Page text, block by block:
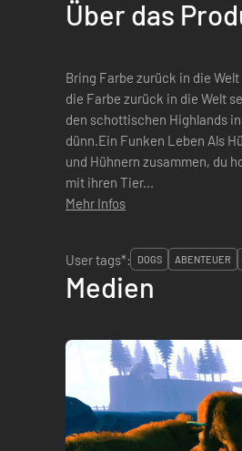
Über das
Bring Farbe zurück in die Welt In Farewell North schlüpfst du in die Rolle eines Border Collie, der
die Farbe zurück in die Welt
den schottischen Highlands
dünn.Ein Funken Leben Als Hütehund treibst du nicht nur Herden aus Schafen, Highland Kühen
und Hühnern zusammen, du
mit ihren Tier...
Mehr Infos
User tags*:
DOGS ABENTEUER
Medien